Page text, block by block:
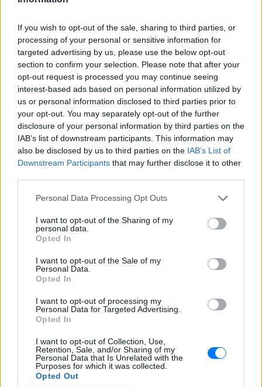
If you wish to opt-out of the sale, sharing to third parties, or
processing of your personal or sensitive information for
targeted advertising by us, please use the below opt-out
section to confirm your selection. Please note that after your
opt-out request is processed you may continue seeing
interest-based ads based on personal information utilized by
us or personal information disclosed to third parties prior to
your opt-out. You may separately opt-out of the further
disclosure of your personal information by third parties on the
IAB’s list of downstream participants. This information may
also be disclosed by us to third parties on the IAB’s List of
Downstream Participants that may further disclose it to other
Personal Data Processing Opt Outs
I want to opt-out of the Sharing of my
personal data.
Opted In
I want to opt-out of the Sale of my
Personal Data.
Opted In
I want to opt-out of processing my
Personal Data for Targeted Advertising.
Opted In
I want to opt-out of Collection, Use,
Retention, Sale, and/or Sharing of my
Personal Data that Is Unrelated with the
Purposes for which it was collected.
Opted Out
Για πάντα στη Ρεάλ Μαδρίτης ο
Βινίσιους: Υπογράφει νέο
εξαετές συμβόλαιο ο
Βραζιλιάνος
ΣΉΜΕΡΑ
Σύμφωνα με τον Φαμπρίτσιο Ρομάνο ο
Βραζιλιάνος είναι έτοιμος να αποδεχτεί
την πρόταση της Ρεάλ
Meta έξυπνα γυαλιά: Γιατί
εστιατόρια, παμπ και θέατρα
στη Βρετανία τα απαγορεύουν
αλυσίδα Wetherspoons και τον όμιλο ATG
Theatres, ολοένα περισσότεροι χώροι
πόρτα στα Ray-Ban Meta glasses.
Ο εκλεκτός του Τραμπ: Το κρυφό σχέδιο
διαδοχής στην ηγεσία του MAGA
Ο Ντόναλντ Τραμπ φέρεται να έδωσε ιδιωτικά το πιο
ξεκάθαρο μέχρι σήμερα σήμα υπέρ του αντιπροέδρου ως
διαδόχου του στο Ρεπουμπλικανικό Κόμμα, ενώ παράλληλα
διατηρεί ανοιχτή την εξίσωση με τον Μάρκο Ρούμπιο.